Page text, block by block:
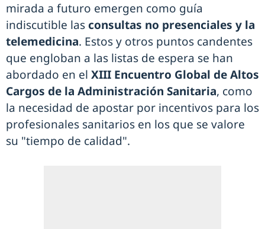
mirada a futuro emergen como guía
indiscutible las consultas no presenciales y la
telemedicina. Estos y otros puntos candentes
que engloban a las listas de espera se han
abordado en el XIII Encuentro Global de Altos
Cargos de la Administración Sanitaria, como
la necesidad de apostar por incentivos para los
profesionales sanitarios en los que se valore
su "tiempo de calidad".